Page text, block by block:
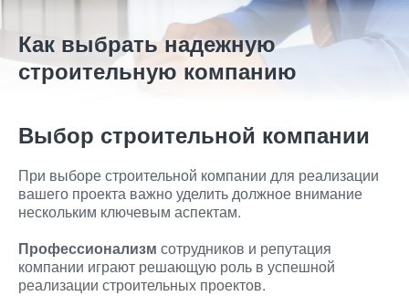
Как выбрать надежную
строительную компанию
Выбор строительной компании
При выборе строительной компании для реализации
вашего проекта важно уделить должное внимание
нескольким ключевым аспектам.
Профессионализм сотрудников и репутация
компании играют решающую роль в успешной
реализации строительных проектов.